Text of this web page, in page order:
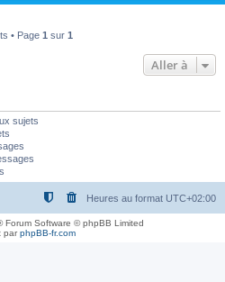
• Page 1 sur 1
Aller à
sujets
Heures au format UTC+02:00
Forum Software © phpBB Limited
parphpBB-fr.com